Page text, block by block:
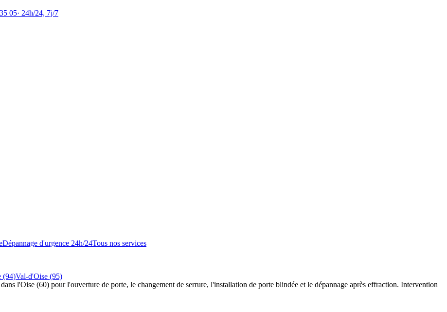
05· 24h/24, 7j/7
Dépannage d'urgence 24h/24Tous nos services
(94)Val-d'Oise (95)
l'Oise (60) pour l'ouverture de porte, le changement de serrure, l'installation de porte blindée et le dépannage après effraction. Intervention